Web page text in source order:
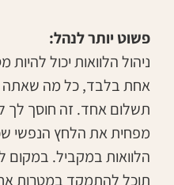
פשוט יותר לנהל:
ניהול הלוואות יכול
אחת בלבד, כל מה שאתה
תשלום אחד. זה חוסך לך
מפחית את הלחץ הנפשי
הלוואות במקביל. במקום
תוכל להתמקד במטרות